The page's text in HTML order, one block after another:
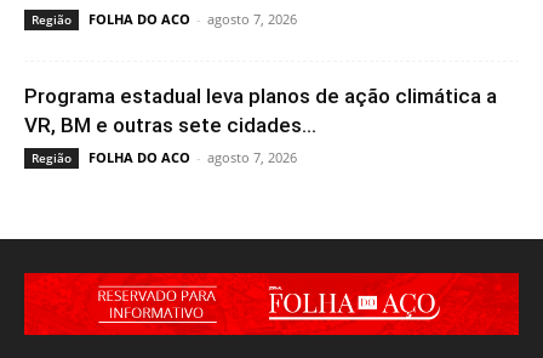
Região FOLHA DO ACO - agosto 7, 2026
Programa estadual leva planos de ação climática a
VR, BM e outras sete cidades...
Região FOLHA DO ACO - agosto 7, 2026